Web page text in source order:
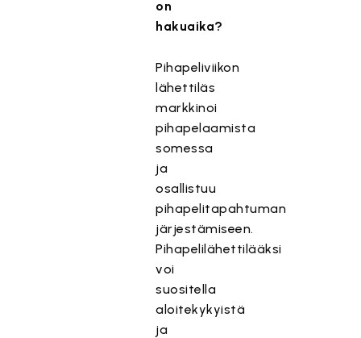
on
hakuaika?
Pihapeliviikon
lähettiläs
markkinoi
pihapelaamista
somessa
ja
osallistuu
pihapelitapahtuman
järjestämiseen.
Pihapelilähettilääksi
voi
suositella
aloitekykyistä
ja